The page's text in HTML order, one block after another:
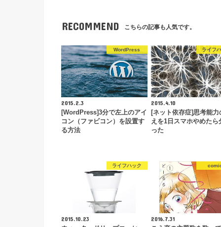
RECOMMEND こちらの記事も人気です。
WordPress
2015.2.3
[WordPress]3分で左上のアイ
コン（ファビコン）を設置す
る方法
ライフ
2015.4.10
[ネット依存症]思考能力
えを1日スマホやめたら
った
ライフハック
2015.10.23
2016.7.31